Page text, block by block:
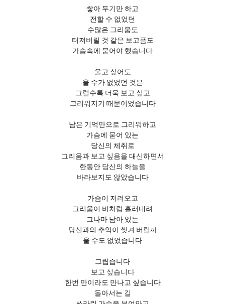
쌓아 두기만 하고
전할 수 없었던
수많은 그리움도
터져버릴 것 같은 보고픔도
가슴속에 묻어야 했습니다
울고 싶어도
울 수가 없었던 것은
그럴수록 더욱 보고 싶고
그리워지기 때문이었습니다
남은 기억만으로 그리워하고
가슴에 묻어 있는
당신의 체취로
그리움과 보고 싶음을 대신하면서
한동안 당신의 하늘을
바라보지도 않았습니다
가슴이 저려오고
그리움이 비처럼 흘러내려
그나마 남아 있는
당신과의 추억이 씻겨 버릴까
울 수도 없었습니다
그립습니다
보고 싶습니다
한번 만이라도 만나고 싶습니다
돌아서는 길